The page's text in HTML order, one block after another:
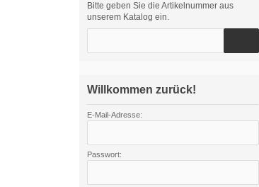
Bitte geben Sie die Artikelnummer aus
unserem Katalog ein.
Willkommen zurück!
E-Mail-Adresse:
Passwort: